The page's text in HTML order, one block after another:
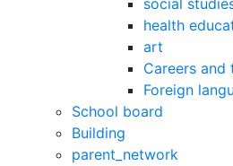
social
health
art
Careers and
Foreign
School board
Building
parent_network